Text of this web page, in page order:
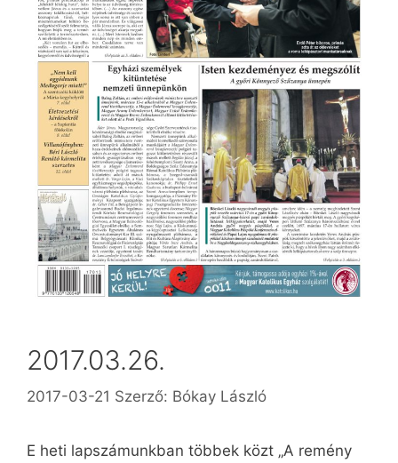
2017.03.26.
2017-03-21 Szerző: Bókay László
E heti lapszámunkban többek közt „A remény